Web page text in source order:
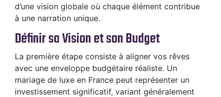
d’une vision globale où chaque élément contribue
à une narration unique.
Définir sa Vision et son Budget
La première étape consiste à aligner vos rêves
avec une enveloppe budgétaire réaliste. Un
mariage de luxe en France peut représenter un
investissement significatif, variant généralement